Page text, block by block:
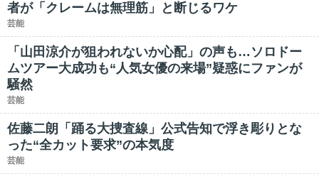
者が「クレームは無理筋」と断じるワケ
芸能
「山田涼介が狙われないか心配」の声も…ソロドー
ムツアー大成功も“人気女優の来場”疑惑にファンが
騒然
芸能
佐藤二朗「踊る大捜査線」公式告知で浮き彫りとな
った“全カット要求”の本気度
芸能